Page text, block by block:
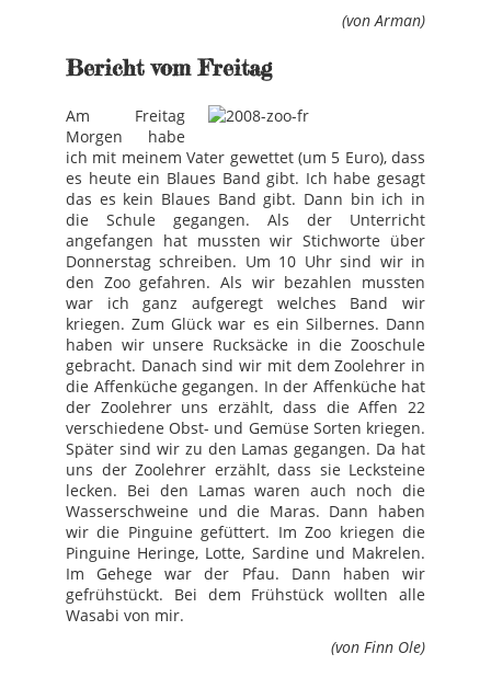
(von Arman)
Bericht vom Freitag
Am Freitag
Morgen habe
ich mit meinem Vater gewettet (um 5 Euro), dass
es heute ein Blaues Band gibt. Ich habe gesagt
das es kein Blaues Band gibt. Dann bin ich in
die Schule gegangen. Als der Unterricht
angefangen hat mussten wir Stichworte über
Donnerstag schreiben. Um 10 Uhr sind wir in
den Zoo gefahren. Als wir bezahlen mussten
war ich ganz aufgeregt welches Band wir
kriegen. Zum Glück war es ein Silbernes. Dann
haben wir unsere Rucksäcke in die Zooschule
gebracht. Danach sind wir mit dem Zoolehrer in
die Affenküche gegangen. In der Affenküche hat
der Zoolehrer uns erzählt, dass die Affen 22
verschiedene Obst- und Gemüse Sorten kriegen.
Später sind wir zu den Lamas gegangen. Da hat
uns der Zoolehrer erzählt, dass sie Lecksteine
lecken. Bei den Lamas waren auch noch die
Wasserschweine und die Maras. Dann haben
wir die Pinguine gefüttert. Im Zoo kriegen die
Pinguine Heringe, Lotte, Sardine und Makrelen.
Im Gehege war der Pfau. Dann haben wir
gefrühstückt. Bei dem Frühstück wollten alle
Wasabi von mir.
(von Finn Ole)